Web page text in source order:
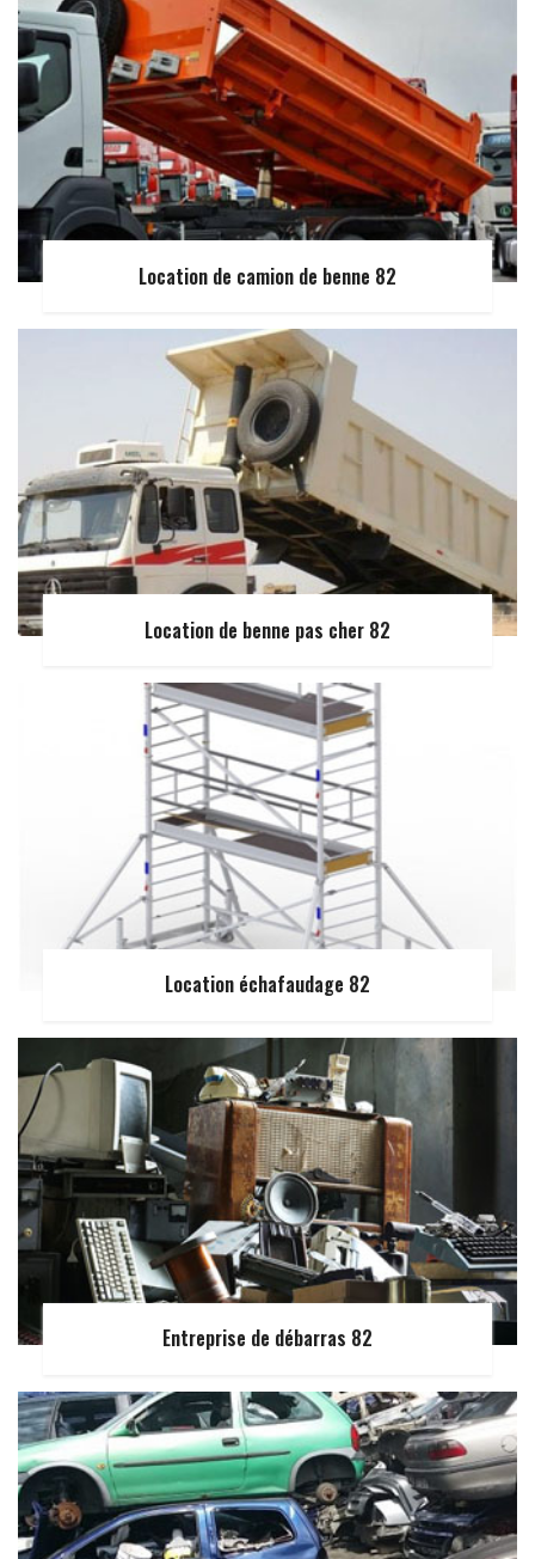
Location de camion de benne 82
Location de benne pas cher 82
Location échafaudage 82
Entreprise de débarras 82